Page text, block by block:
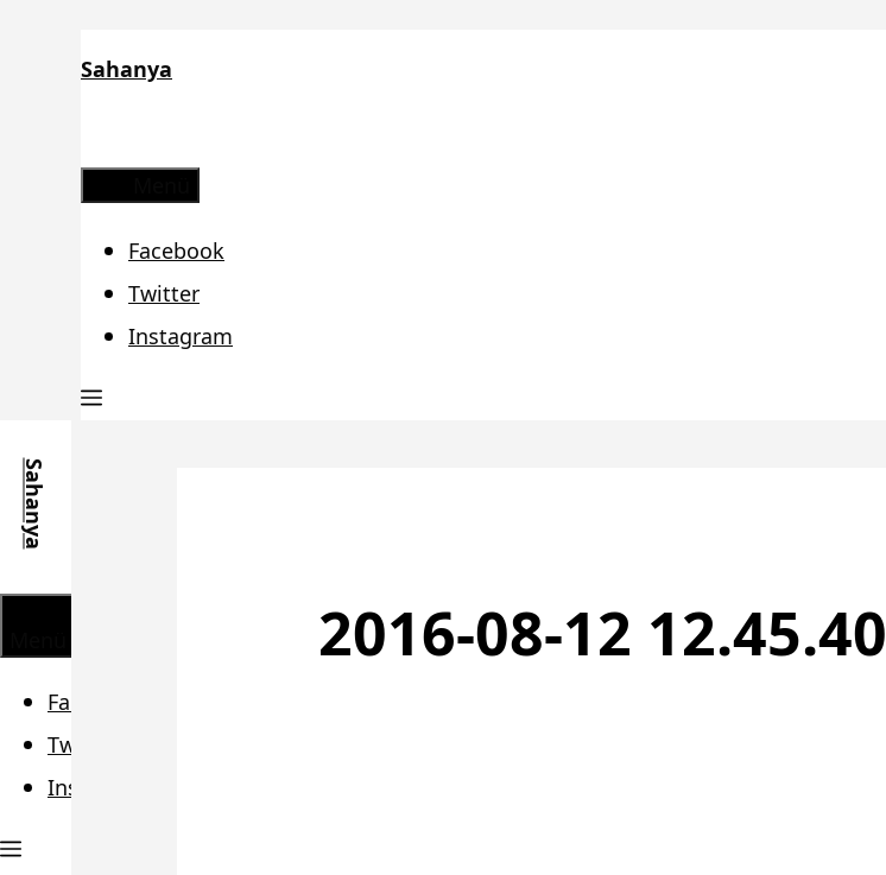
Sahanya
Facebook
Twitter
Instagram
Sahanya
Facebook
Twitter
Instagram
2016-08-12 12.45.40